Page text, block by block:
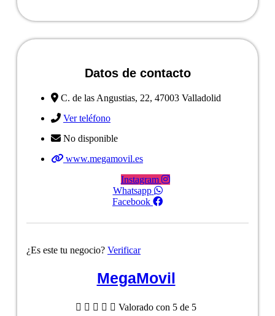
Datos de contacto
C. de las Angustias, 22, 47003 Valladolid
Ver teléfono
No disponible
www.megamovil.es
Instagram
Whatsapp
Facebook
¿Es este tu negocio? Verificar
MegaMovil
     Valorado con 5 de 5